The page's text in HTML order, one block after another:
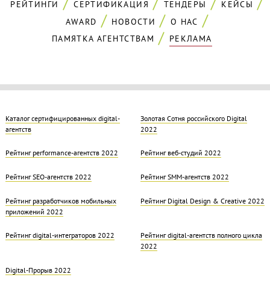
РЕЙТИНГИ СЕРТИФИКАЦИЯ ТЕНДЕРЫ
КЕЙСЫ
AWARD
НОВОСТИ
О НАС
ПАМЯТКА АГЕНТСТВАМ
РЕКЛАМА
Каталог сертифицированных digital-
агентств
Золотая Cотня российского Digital
2022
Рейтинг performance-агентств 2022 Рейтинг веб-студий 2022
Рейтинг SEO-агентств 2022 Рейтинг SMM-агентств 2022
Рейтинг разработчиков мобильных
приложений 2022
Рейтинг Digital Design & Creative 2022
Рейтинг digital-интеграторов 2022
Рейтинг digital-агентств полного цикла
2022
Digital-Прорыв 2022